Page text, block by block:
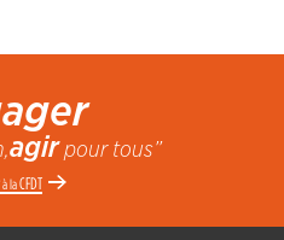
agirpour tous”
à laCFDT